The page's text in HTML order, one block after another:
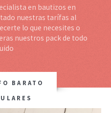
en bautizos en
nuestras tarífas al
lo que necesites o
nuestros pack de todo
BARATO